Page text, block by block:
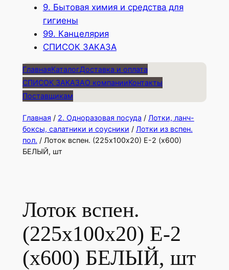
9. Бытовая химия и средства для
гигиены
99. Канцелярия
СПИСОК ЗАКАЗА
ГлавнаяКаталогДоставка и оплата
СПИСОК ЗАКАЗАО компанииКонтакты
Поставщикам
Главная / 2. Одноразовая посуда / Лотки, ланч-
боксы, салатники и соусники / Лотки из вспен.
пол. / Лоток вспен. (225х100х20) Е-2 (х600)
БЕЛЫЙ, шт
Лоток вспен.
(225х100х20) Е-2
(х600) БЕЛЫЙ, шт